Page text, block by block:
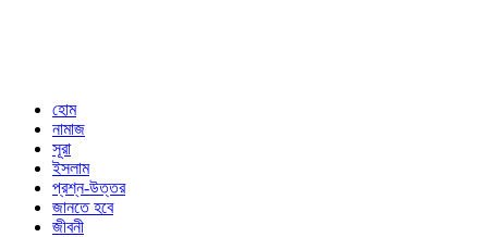
হোম
নামাজ
সূরা
ইসলাম
প্রশ্ন-উত্তর
জানতে হবে
জীবনী